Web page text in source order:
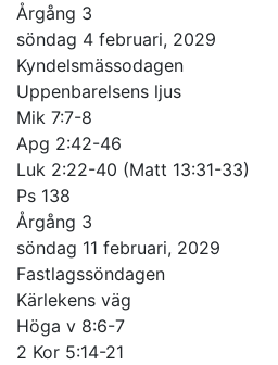
Årgång 3
söndag 4 februari, 2029
Kyndelsmässodagen
Uppenbarelsens ljus
Mik 7:7-8
Apg 2:42-46
Luk 2:22-40 (Matt 13:31-33)
Ps 138
Årgång 3
söndag 11 februari, 2029
Fastlagssöndagen
Kärlekens väg
Höga v 8:6-7
2 Kor 5:14-21